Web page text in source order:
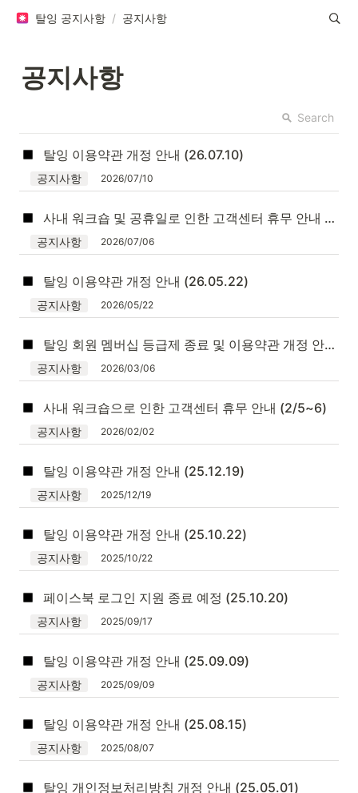
탈잉 공지사항 / 공지사항
공지사항
Search
탈잉 이용약관 개정 안내 (26.07.10)
공지사항 2026/07/10
사내 워크숍 및 공휴일로 인한 고객센터 휴무 안내 (7/16~19)
공지사항 2026/07/06
탈잉 이용약관 개정 안내 (26.05.22)
공지사항 2026/05/22
탈잉 회원 멤버십 등급제 종료 및 이용약관 개정 안내 (26.03.06)
공지사항 2026/03/06
사내 워크숍으로 인한 고객센터 휴무 안내 (2/5~6)
공지사항 2026/02/02
탈잉 이용약관 개정 안내 (25.12.19)
공지사항 2025/12/19
탈잉 이용약관 개정 안내 (25.10.22)
공지사항 2025/10/22
페이스북 로그인 지원 종료 예정 (25.10.20)
공지사항 2025/09/17
탈잉 이용약관 개정 안내 (25.09.09)
공지사항 2025/09/09
탈잉 이용약관 개정 안내 (25.08.15)
공지사항 2025/08/07
탈잉 개인정보처리방침 개정 안내 (25.05.01)